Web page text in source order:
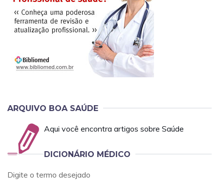
ARQUIVO BOA SAÚDE
Aqui você encontra artigos sobre Saúde
DICIONÁRIO MÉDICO
Digite o termo desejado